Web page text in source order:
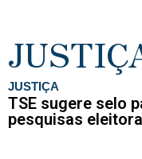
JUSTIÇA
TSE sugere selo
pesquisas